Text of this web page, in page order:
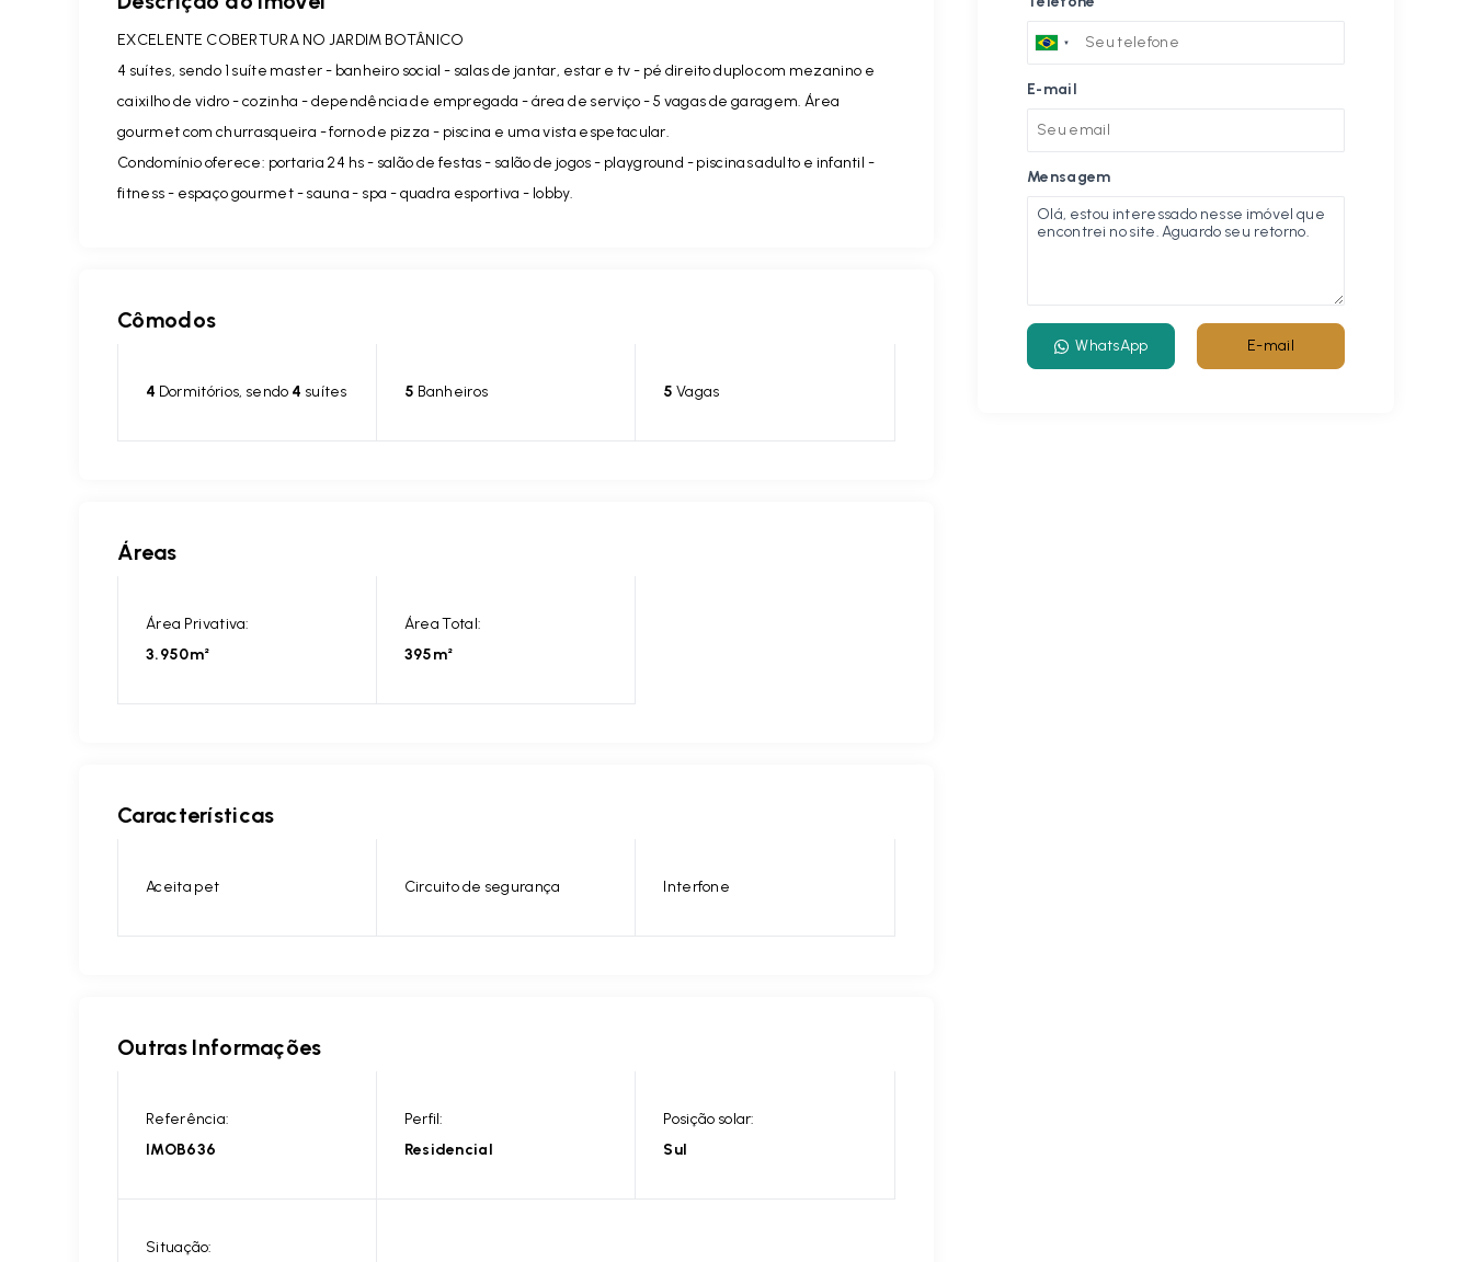
EXCELENTE COBERTURA NO JARDIM BOTÂNICO
4 suítes, sendo 1 suíte master - banheiro social - salas de jantar, estar e tv - pé direito duplo com mezanino e
caixilho de vidro - cozinha - dependência de empregada - área de serviço - 5 vagas de garagem. Área
gourmet com churrasqueira - forno de pizza - piscina e uma vista espetacular.
Condomínio oferece: portaria 24 hs - salão de festas - salão de jogos - playground - piscinas adulto e infantil -
fitness - espaço gourmet - sauna - spa - quadra esportiva - lobby.
Cômodos
4 Dormitórios, sendo 4 suítes 5 Banheiros 5 Vagas
Áreas
Área Privativa:
3.950m²
Área Total:
395m²
Características
Aceita pet Circuito de segurança Interfone
Outras Informações
Referência:
IMOB636
Perfil:
Residencial
Posição solar:
Sul
Situação:
E-mail
Mensagem
WhatsApp E-mail